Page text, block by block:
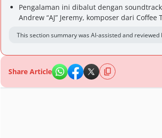
Pengalaman ini dibalut dengan
Andrew “AJ” Jeremy, komposer dari Coffee
This section summary was AI-assisted and
Share Article